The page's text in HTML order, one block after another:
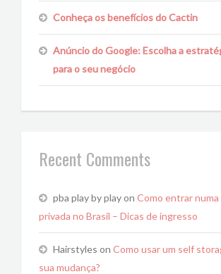
Conheça os benefícios do Cactin
Anúncio do Google: Escolha a
para o seu negócio
Recent Comments
pba play by playon Como entrar
privada no Brasil – Dicas de ingresso
Hairstyles on Como usar um self
sua mudança?